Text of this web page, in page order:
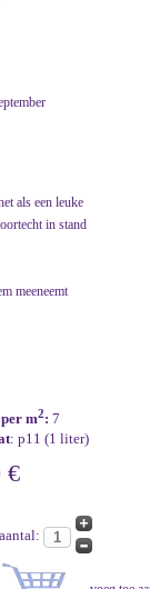
als een leuke
in stand
meeneemt
m2: 7
: p11 (1 liter)
€
aantal: